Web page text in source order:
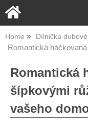
Home Dílnička
Romantická
Romantická
šípkovými
vašeho